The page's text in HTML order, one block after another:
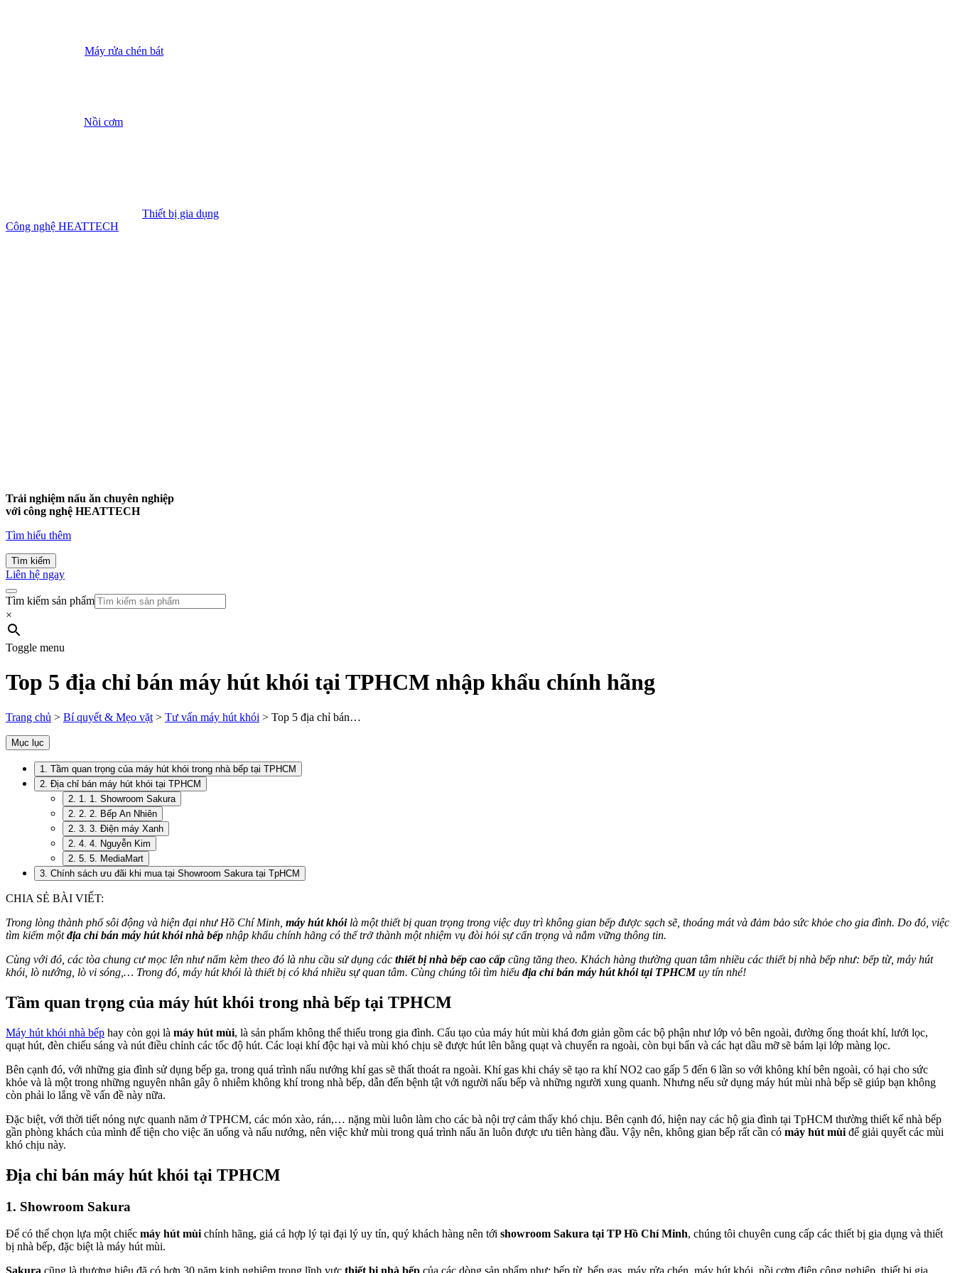
Máy rửa chén bát
Nồi cơm
Thiết bị gia dụng
Công nghệ HEATTECH
Trải nghiệm nấu ăn chuyên nghiệp
với công nghệ HEATTECH
Tìm hiểu thêm
Tìm kiếm
Liên hệ ngay
Tìm kiếm sản phẩm
×
Toggle menu
Top 5 địa chỉ bán máy hút khói tại TPHCM nhập khẩu chính hãng
Trang chủ > Bí quyết & Mẹo vặt > Tư vấn máy hút khói > Top 5 địa chỉ bán…
Mục lục
1. Tầm quan trọng của máy hút khói trong nhà bếp tại TPHCM
2. Địa chỉ bán máy hút khói tại TPHCM
2. 1. 1. Showroom Sakura
2. 2. 2. Bếp An Nhiên
2. 3. 3. Điện máy Xanh
2. 4. 4. Nguyễn Kim
2. 5. 5. MediaMart
3. Chính sách ưu đãi khi mua tại Showroom Sakura tại TpHCM
CHIA SẺ BÀI VIẾT:
Trong lòng thành phố sôi động và hiện đại như Hồ Chí Minh, máy hút khóilà một thiết bị quan trọng trong việc duy trì không gian bếp được sạch sẽ, thoáng mát và đảm bảo sức khỏe cho gia đình. Do đó, việc
tìm kiếm mộtđịa chỉ bán máy hút khói nhà bếp nhập khẩu chính hãng có thể trở thành một nhiệm vụ đòi hỏi sự cẩn trọng và nắm vững thông tin.
Cùng với đó, các tòa chung cư mọc lên như nấm kèm theo đó là nhu cầu sử dụng các thiết bị nhà bếp cao cấp cũng tăng theo. Khách hàng thường quan tâm nhiều các thiết bị nhà bếp như: bếp từ, máy hút
khói, lò nướng, lò vi sóng,… Trong đó, máy hút khói là thiết bị có khá nhiều sự quan tâm. Cùng chúng tôi tìm hiểu địa chỉ bán máy hút khói tại TPHCMuy tín nhé!
Tầm quan trọng của máy hút khói trong nhà bếp tại TPHCM
Máy hút khói nhà bếp hay còn gọi là máy hút mùi, là sản phẩm không thể thiếu trong gia đình. Cấu tạo của máy hút mùi khá đơn giản gồm các bộ phận như lớp vỏ bên ngoài, đường ống thoát khí, lưới lọc,
quạt hút, đèn chiếu sáng và nút điều chỉnh các tốc độ hút. Các loại khí độc hại và mùi khó chịu sẽ được hút lên bằng quạt và chuyển ra ngoài, còn bụi bẩn và các hạt dầu mỡ sẽ bám lại lớp màng lọc.
Bên cạnh đó, với những gia đình sử dụng bếp ga, trong quá trình nấu nướng khí gas sẽ thất thoát ra ngoài. Khí gas khi cháy sẽ tạo ra khí NO2 cao gấp 5 đến 6 lần so với không khí bên ngoài, có hại cho sức
khỏe và là một trong những nguyên nhân gây ô nhiễm không khí trong nhà bếp, dẫn đến bệnh tật với người nấu bếp và những người xung quanh. Nhưng nếu sử dụng máy hút mùi nhà bếp sẽ giúp bạn không
còn phải lo lắng về vấn đề này nữa.
Đặc biệt, với thời tiết nóng nực quanh năm ở TPHCM, các món xào, rán,… nặng mùi luôn làm cho các bà nội trợ cảm thấy khó chịu. Bên cạnh đó, hiện nay các hộ gia đình tại TpHCM thường thiết kế nhà bếp
gần phòng khách của mình để tiện cho việc ăn uống và nấu nướng, nên việc khử mùi trong quá trình nấu ăn luôn được ưu tiên hàng đầu. Vậy nên, không gian bếp rất cần có máy hút mùi để giải quyết các mùi
khó chịu này.
Địa chỉ bán máy hút khói tại TPHCM
1. Showroom Sakura
Để có thể chọn lựa một chiếc máy hút mùi chính hãng, giá cả hợp lý tại đại lý uy tín, quý khách hàng nên tới showroom Sakura tại TP Hồ Chí Minh, chúng tôi chuyên cung cấp các thiết bị gia dụng và thiết
bị nhà bếp, đặc biệt là máy hút mùi.